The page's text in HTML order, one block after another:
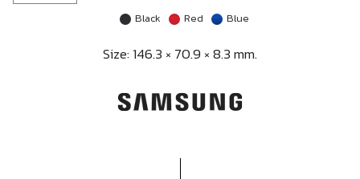
Black Red Blue
Size: 146.3 × 70.9 × 8.3 mm.